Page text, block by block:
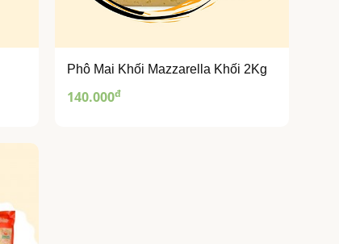
Phô Mai Khối Mazzarella Khối 2Kg
140.000đ